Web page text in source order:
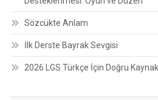
Sözcükte Anlam
İlk Derste Bayrak Sevgisi
2026 LGS Türkçe İçin Doğru